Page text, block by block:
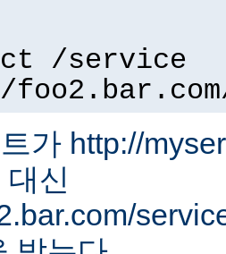
/service
가 http://
대신